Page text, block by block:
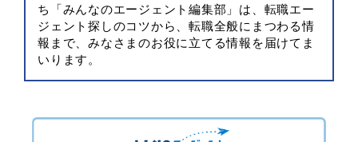
ち「みんなのエージェント編集部」は、転職エー
ジェント探しのコツから、転職全般にまつわる情
報まで、みなさまのお役に立てる情報を届けてま
いります。